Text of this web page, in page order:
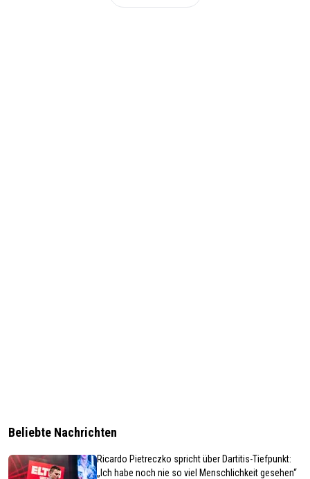
Beliebte Nachrichten
Ricardo Pietreczko spricht über Dartitis-Tiefpunkt:
„Ich habe noch nie so viel Menschlichkeit gesehen“